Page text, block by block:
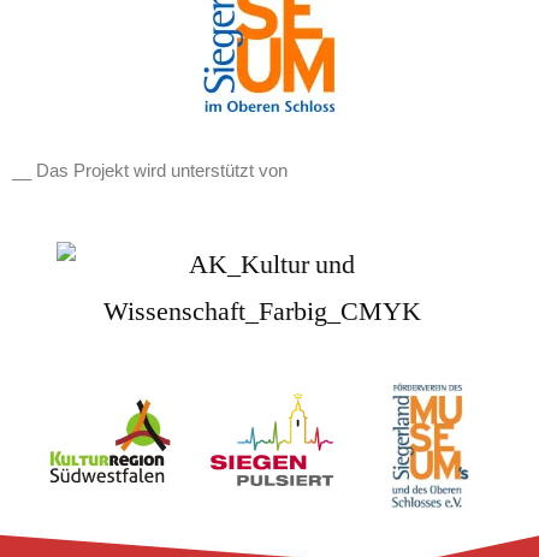
__ Das Projekt wird unterstützt von